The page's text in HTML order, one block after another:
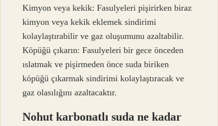
Kimyon veya kekik: Fasulyeleri pişirirken biraz
kimyon veya kekik eklemek sindirimi
kolaylaştırabilir ve gaz oluşumunu azaltabilir.
Köpüğü çıkarın: Fasulyeleri bir gece önceden
ıslatmak ve pişirmeden önce suda biriken
köpüğü çıkarmak sindirimi kolaylaştıracak ve
gaz olasılığını azaltacaktır.
Nohut karbonatlı suda ne kadar